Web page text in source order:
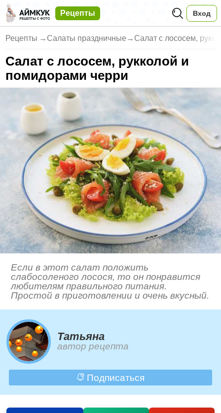
Рецепты Вход
Рецепты → Салаты праздничные → Салат с лососем,
Салат с лососем, рукколой и
помидорами черри
Если в этот салат положить
слабосоленого лосося, то он понравится
любителям правильного питания.
Простой в приготовлении и очень вкусный.
Татьяна
автор рецепта
Подписаться